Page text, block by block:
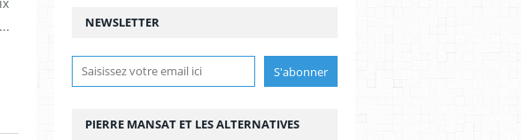
NEWSLETTER
PIERRE MANSAT ET LES ALTERNATIVES